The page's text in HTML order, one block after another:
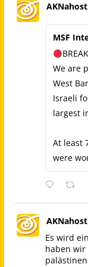
MSF
We are
West
Israeli
largest
At least
were
Es wird
haben wir